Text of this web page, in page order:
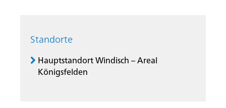
Standorte
Hauptstandort Windisch – Areal
Königsfelden